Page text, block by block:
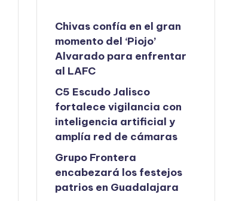
Chivas confía en el gran
momento del ‘Piojo’
Alvarado para enfrentar
al LAFC
C5 Escudo Jalisco
fortalece vigilancia con
inteligencia artificial y
amplía red de cámaras
Grupo Frontera
encabezará los festejos
patrios en Guadalajara